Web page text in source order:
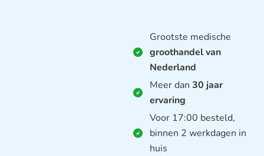
Grootste medische
groothandel van
Nederland
Meer dan 30 jaar
ervaring
Voor 17:00 besteld,
binnen 2 werkdagen in
huis